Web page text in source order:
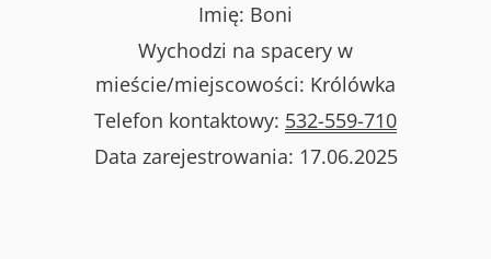
Imię: Boni
Wychodzi na spacery w
mieście/miejscowości: Królówka
Telefon kontaktowy: 532-559-710
Data zarejestrowania: 17.06.2025